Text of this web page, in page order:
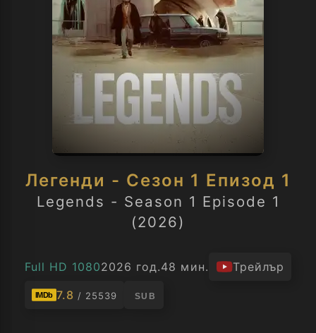
Легенди - Сезон 1 Епизод 1
Legends - Season 1 Episode 1
(2026)
Full HD 10802026 год.48 мин. Трейлър
IMDb 7.8 / 25539 SUB